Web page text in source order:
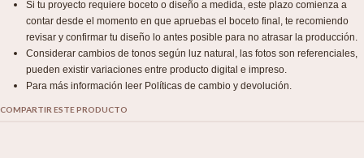
Si tu proyecto requiere boceto o diseño a medida, este plazo comienza a
contar desde el momento en que apruebas el boceto final, te recomiendo
revisar y confirmar tu diseño lo antes posible para no atrasar la producción.
Considerar cambios de tonos según luz natural, las fotos son referenciales,
pueden existir variaciones entre producto digital e impreso.
Para más información leer Políticas de cambio y devolución.
COMPARTIR ESTE PRODUCTO